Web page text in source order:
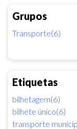
Grupos
Transporte(6)
Etiquetas
bilhetagem(6)
bilhete único(6)
transporte